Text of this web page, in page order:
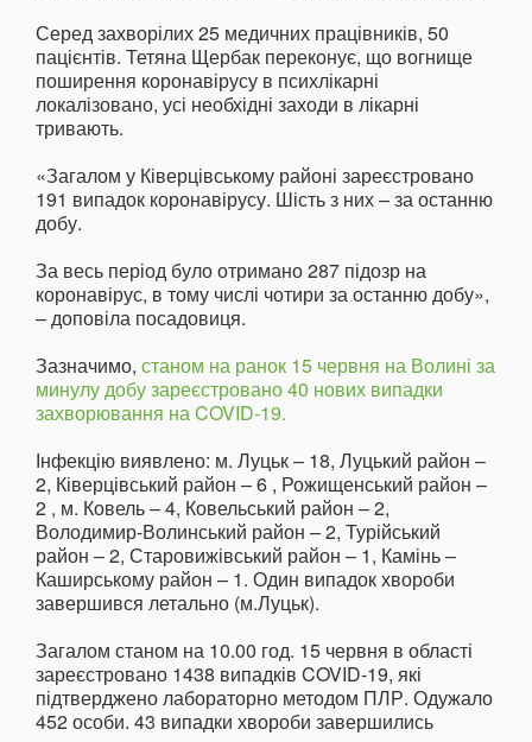
Серед захворілих 25 медичних працівників, 50
пацієнтів. Тетяна Щербак переконує, що вогнище
поширення коронавірусу в психлікарні
локалізовано, усі необхідні заходи в лікарні
тривають.
«Загалом у Ківерцівському районі зареєстровано
191 випадок коронавірусу. Шість з них – за останню
добу.
За весь період було отримано 287 підозр на
коронавірус, в тому числі чотири за останню добу»,
– доповіла посадовиця.
Зазначимо, станом на ранок 15 червня на Волині за
минулу добу зареєстровано 40 нових випадки
захворювання на COVID-19.
Інфекцію виявлено: м. Луцьк – 18, Луцький район –
2, Ківерцівський район – 6 , Рожищенський район –
2 , м. Ковель – 4, Ковельський район – 2,
Володимир-Волинський район – 2, Турійський
район – 2, Старовижівський район – 1, Камінь –
Каширському район – 1. Один випадок хвороби
завершився летально (м.Луцьк).
Загалом станом на 10.00 год. 15 червня в області
зареєстровано 1438 випадків COVID-19, які
підтверджено лабораторно методом ПЛР. Одужало
452 особи. 43 випадки хвороби завершились